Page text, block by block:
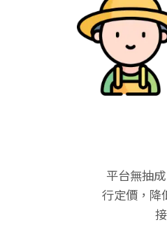
平台無抽
行定價，降